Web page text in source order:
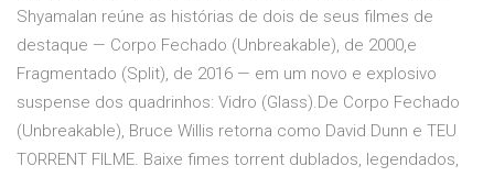
Shyamalan reúne as histórias de dois de seus filmes de
destaque — Corpo Fechado (Unbreakable), de 2000,e
Fragmentado (Split), de 2016 — em um novo e explosivo
suspense dos quadrinhos: Vidro (Glass).De Corpo Fechado
(Unbreakable), Bruce Willis retorna como David Dunn e TEU
TORRENT FILME. Baixe fimes torrent dublados, legendados,